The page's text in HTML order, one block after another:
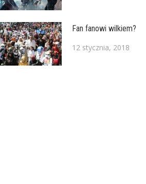
Fan fanowi wilkiem?
12 stycznia, 2018